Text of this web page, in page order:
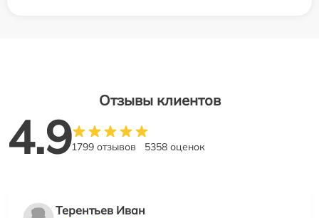
Отзывы клиентов
4.91799 отзывов 5358 оценок
Терентьев Иван